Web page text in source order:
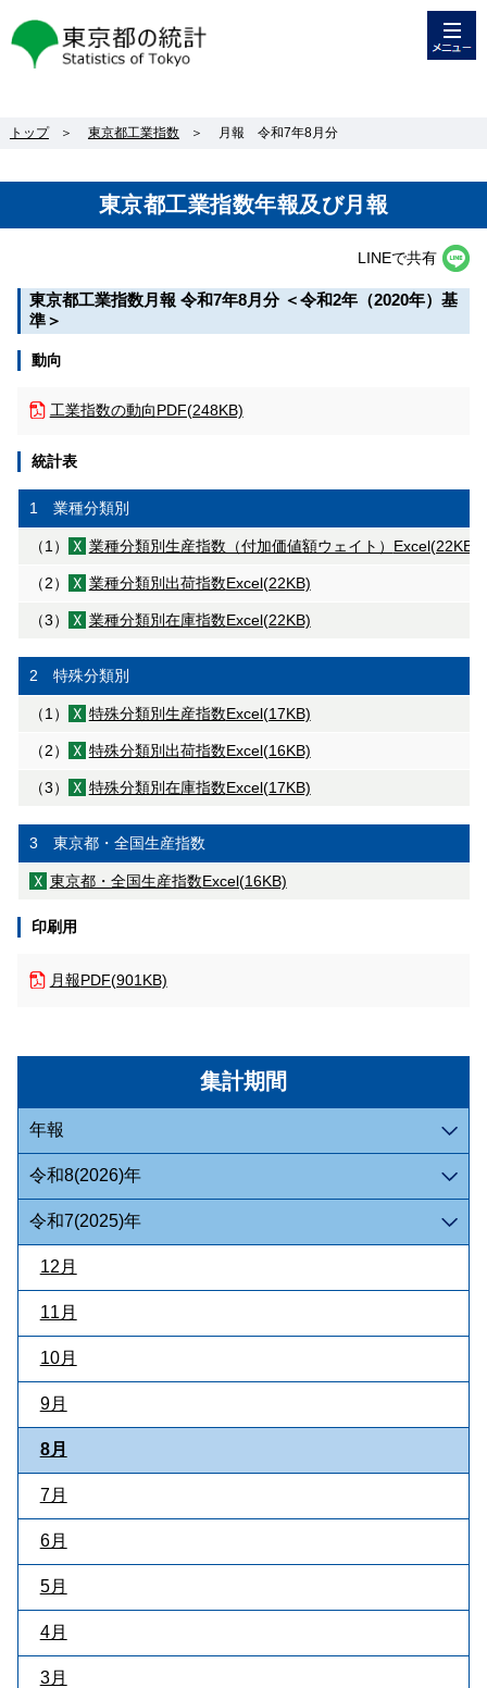
東京都の統計
トップ ＞ 東京都工業指数 ＞ 月報 令和7年8月分
東京都工業指数年報及び月報
LINEで共有
集計期間
年報
令和8(2026)年
令和7(2025)年
12月
11月
10月
9月
8月
7月
6月
5月
4月
3月
東京都工業指数月報令和7年8月分＜令和2年（2020年）基
準＞
動向
工業指数の動向PDF(248KB)
統計表
1 業種分類別
（1） 業種分類別生産指数（付加価値額ウェイト） Excel(22KB)
（2） 業種分類別出荷指数Excel(22KB)
（3） 業種分類別在庫指数Excel(22KB)
2 特殊分類別
（1） 特殊分類別生産指数Excel(17KB)
（2） 特殊分類別出荷指数Excel(16KB)
（3） 特殊分類別在庫指数Excel(17KB)
3 東京都・全国生産指数
東京都・全国生産指数Excel(16KB)
印刷用
月報PDF(901KB)